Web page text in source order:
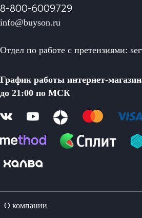
О компании
8-800-6009729
info@buyson.ru
Отдел по работе с претензиями:
График работы интернет-
до 21:00 по МСК